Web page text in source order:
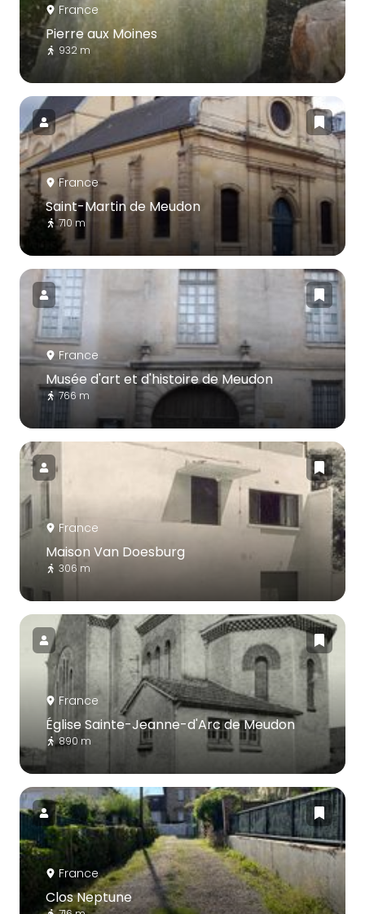
France
Pierre aux Moines
932 m
France
Saint-Martin de Meudon
710 m
France
Musée d'art et d'histoire de Meudon
766 m
France
Maison Van Doesburg
306 m
France
Église Sainte-Jeanne-d'Arc de Meudon
890 m
France
Clos Neptune